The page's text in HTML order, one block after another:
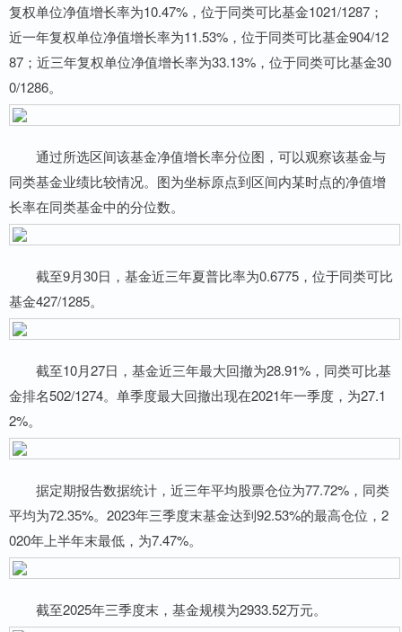
复权单位净值增长率为10.47%，位于同类可比基金1021/1287；
近一年复权单位净值增长率为11.53%，位于同类可比基金904/12
87；近三年复权单位净值增长率为33.13%，位于同类可比基金30
0/1286。
通过所选区间该基金净值增长率分位图，可以观察该基金与
同类基金业绩比较情况。图为坐标原点到区间内某时点的净值增
长率在同类基金中的分位数。
截至9月30日，基金近三年夏普比率为0.6775，位于同类可比
基金427/1285。
截至10月27日，基金近三年最大回撤为28.91%，同类可比基
金排名502/1274。单季度最大回撤出现在2021年一季度，为27.1
2%。
据定期报告数据统计，近三年平均股票仓位为77.72%，同类
平均为72.35%。2023年三季度末基金达到92.53%的最高仓位，2
020年上半年末最低，为7.47%。
截至2025年三季度末，基金规模为2933.52万元。